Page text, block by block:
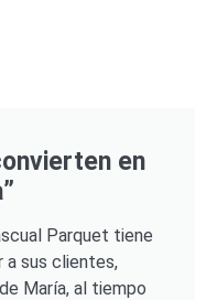
en
Parquet tiene
a sus clientes,
María, al tiempo